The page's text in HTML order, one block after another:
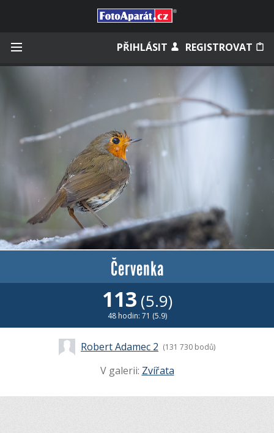
PŘIHLÁSIT REGISTROVAT
Zapamatovat
Zapomněli jste heslo?
Měli jste účet na starém webu?
Červenka
113 (5.9)
48 hodin: 71 (5.9)
Robert Adamec 2 (131 730 bodů)
V galerii: Zvířata